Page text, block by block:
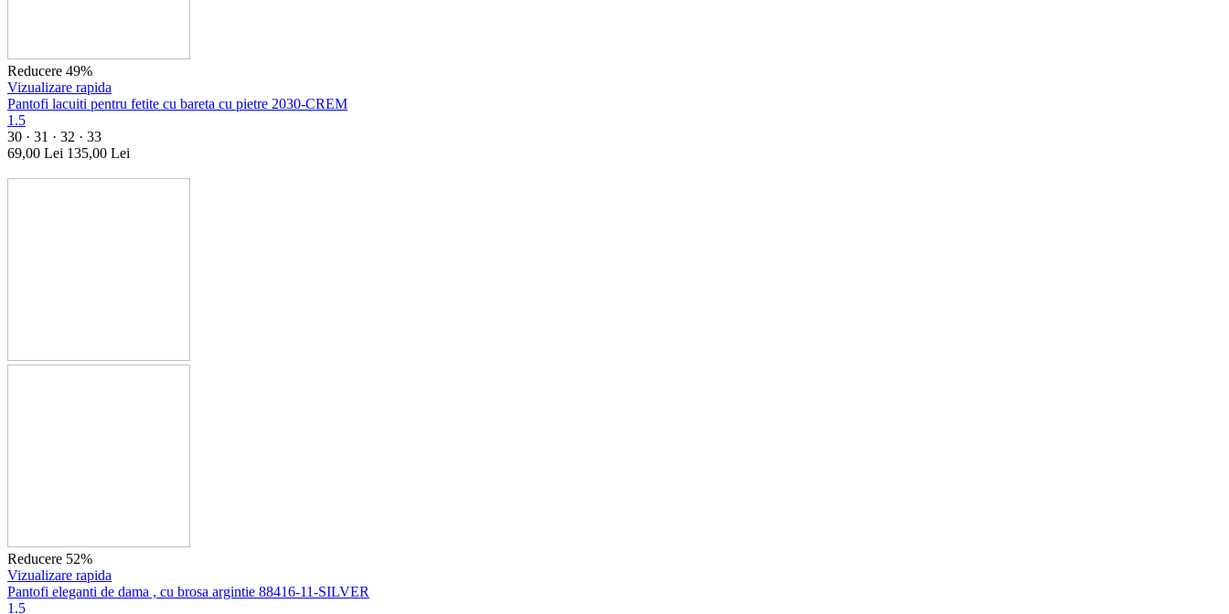
Reducere 49%
Vizualizare rapida
Pantofi lacuiti pentru fetite cu bareta cu pietre 2030-CREM
1.5
30 · 31 · 32 · 33
69,00 Lei 135,00 Lei
Reducere 52%
Vizualizare rapida
Pantofi eleganti de dama , cu brosa argintie 88416-11-SILVER
1.5